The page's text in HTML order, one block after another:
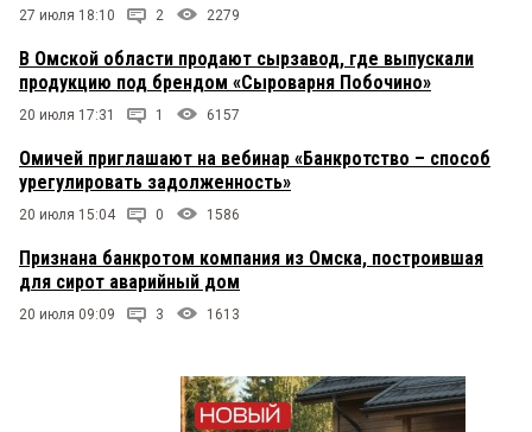
27 июля 18:10 2 2279
В Омской области продают сырзавод, где выпускали
продукцию под брендом «Сыроварня Побочино»
20 июля 17:31 1 6157
Омичей приглашают на вебинар «Банкротство – способ
урегулировать задолженность»
20 июля 15:04 0 1586
Признана банкротом компания из Омска, построившая
для сирот аварийный дом
20 июля 09:09 3 1613